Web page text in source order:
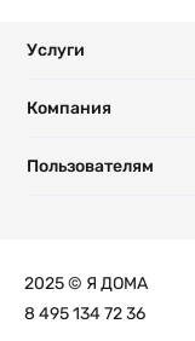
Услуги
Компания
Пользователям
2025 © Я ДОМА
8 495 134 72 36